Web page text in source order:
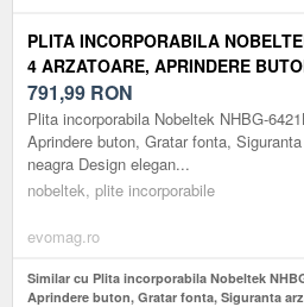
PLITA INCORPORABILA
4 ARZATOARE, APRINDERE
SIGURANTA ARZATOARE, 60 CM,
791,99 RON
Plita incorporabila Nobeltek NHBG-
Aprindere buton, Gratar fonta,
neagra Design elegan...
nobeltek, plite incorporabile
evomag.ro
Similar cu Plita incorporabila Nobeltek
Aprindere buton, Gratar fonta, Siguranta